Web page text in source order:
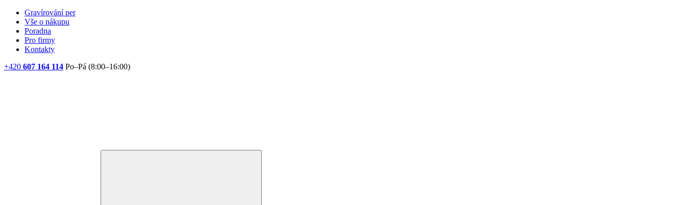
Gravírování per
Vše o nákupu
Poradna
Pro firmy
Kontakty
+420 607 164 114 Po–Pá (8:00–16:00)